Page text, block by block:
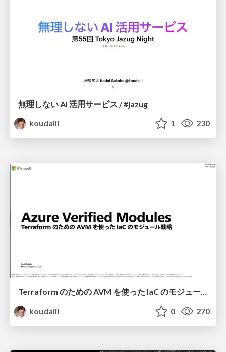
無理しない AI 活用サービス / #jazug
koudaiii
1 230
Terraform のための AVM を使った IaC のモジュール戦略 / Azure Verified Modules for Terraform
koudaiii
0 270